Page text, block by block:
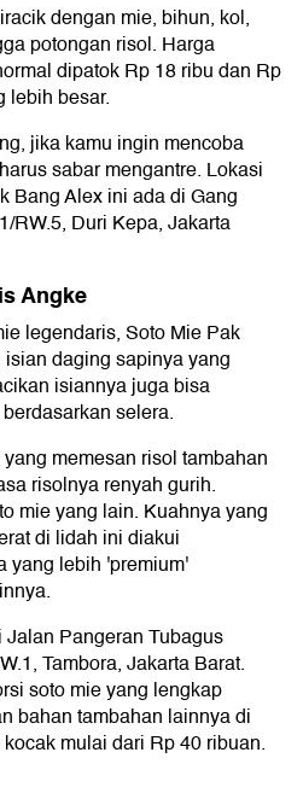
dengan mie, bihun, kol,
potongan risol. Harga
dipatok Rp 18 ribu dan Rp
lebih besar.
jika kamu ingin mencoba
sabar mengantre. Lokasi
Bang Alex ini ada di Gang
RW.5, Duri Kepa, Jakarta
Angke
legendaris, Soto Mie Pak
daging sapinya yang
isiannya juga bisa
selera.
memesan risol tambahan
risolnya renyah gurih.
mie yang lain. Kuahnya yang
di lidah ini diakui
yang lebih 'premium'
Pangeran Tubagus
Tambora, Jakarta Barat.
soto mie yang lengkap
bahan tambahan lainnya di
mulai dari Rp 40 ribuan.